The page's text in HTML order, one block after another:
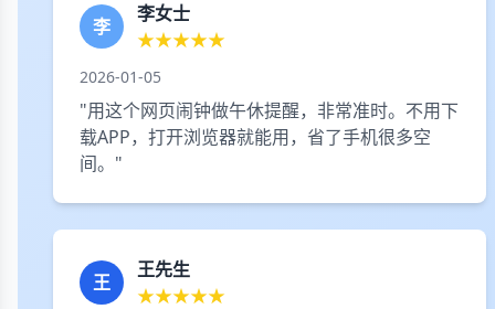
李
李女士
★★★★★
2026-01-05
"用这个网页闹钟做午休提醒，非常准时。不用下
载APP，打开浏览器就能用，省了手机很多空
间。"
王
王先生
★★★★★